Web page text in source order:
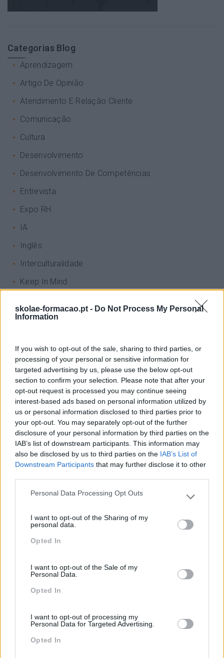
skolae-formacao.pt - Do Not Process My Personal
Information
If you wish to opt-out of the sale, sharing to third parties, or
processing of your personal or sensitive information for
targeted advertising by us, please use the below opt-out
section to confirm your selection. Please note that after your
opt-out request is processed you may continue seeing
interest-based ads based on personal information utilized by
us or personal information disclosed to third parties prior to
your opt-out. You may separately opt-out of the further
disclosure of your personal information by third parties on the
IAB’s list of downstream participants. This information may
also be disclosed by us to third parties on the IAB’s List of
Downstream Participants that may further disclose it to other
Please note that this website/app uses one or more Google
not limited to your visit or usage behaviour. You may click to
grant or deny consent to Google and its third-party tags to
use your data for below specified purposes in below Google
Personal Data Processing Opt Outs
I want to opt-out of the Sharing of my
personal data.
Opted In
I want to opt-out of the Sale of my
Personal Data.
Opted In
I want to opt-out of processing my
Personal Data for Targeted Advertising.
Opted In
Categorias Blog
Aprendizagem
Artigo De Opinião
Atendimento E Relação Cliente
Comunicação
Cultura
Desenvolvimento
Desenvolvimento De Competências
Entrevista
Expo RH
IA
Inglês
Interculturalidade
Keep In Mind
Mudança
Pessoas
PORTO RH MEETING
Recursos Humanos
Sem Categoria
Sustentabilidade
Team Building
Tecnologias De Informação
Vendas E Negociação
Recentes
Feedback fora do
calendário
Como usar a escuta
ativa para reter talento,